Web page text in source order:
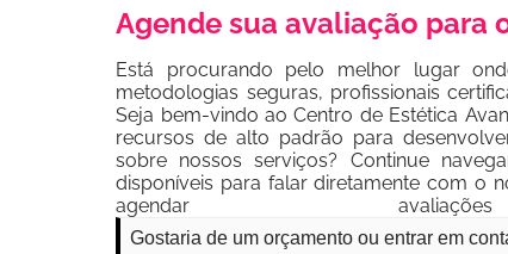
Agende sua avaliação para
Está procurando pelo melhor lugar
metodologias seguras, profissionais
Seja bem-vindo ao Centro de Estética
recursos de alto padrão para
sobre nossos serviços? Continue
disponíveis para falar diretamente com o
agendar
Gostaria de um orçamento ou entrar em